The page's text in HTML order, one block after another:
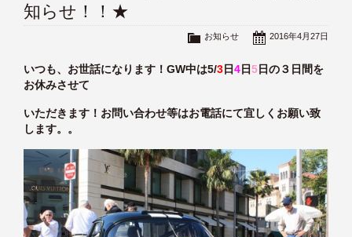
知らせ！！★
2016年4月27日
お知らせ
いつも、お世話になります！GW中は5/3日4日5日の３日間を
お休みさせて
いただきます！お問い合わせ等はお電話にて宜しくお願い致
します。。